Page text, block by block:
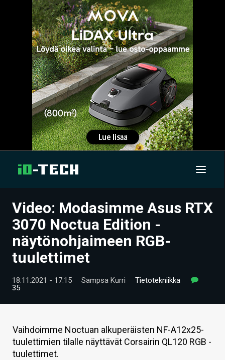
UUTISET
ARTIKKELIT
VIDEOT
TECHBBS
KAUPPA
Video: Modasimme Asus RTX
3070 Noctua Edition -
näytönohjaimeen RGB-
tuulettimet
18.11.2021 - 17:15 Sampsa Kurri
Tietotekniikka
35
Vaihdoimme Noctuan alkuperäisten NF-A12x25-
tuulettimien tilalle näyttävät Corsairin QL120 RGB -
tuulettimet.